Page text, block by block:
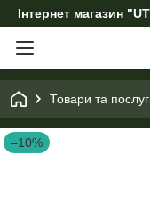
Інтернет магазин
Товари та
–10%